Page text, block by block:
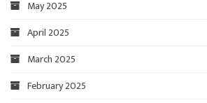
May 2025
April 2025
March 2025
February 2025